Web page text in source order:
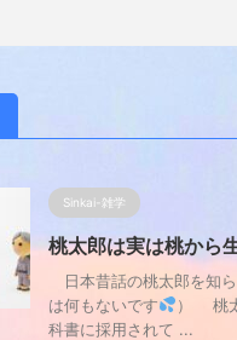
Sinkai-雑学
桃太郎は実は桃から
日本昔話の桃太郎を知
は何もないです
） 桃太
科書に採用されて ...